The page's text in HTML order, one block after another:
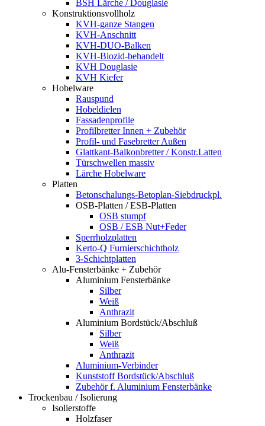
BSH Lärche / Douglasie
Konstruktionsvollholz
KVH-ganze Stangen
KVH-Anschnitt
KVH-DUO-Balken
KVH-Biozid-behandelt
KVH Douglasie
KVH Kiefer
Hobelware
Rauspund
Hobeldielen
Fassadenprofile
Profilbretter Innen + Zubehör
Profil- und Fasebretter Außen
Glattkant-Balkonbretter / Konstr.Latten
Türschwellen massiv
Lärche Hobelware
Platten
Betonschalungs-Betoplan-Siebdruckpl.
OSB-Platten / ESB-Platten
OSB stumpf
OSB / ESB Nut+Feder
Sperrholzplatten
Kerto-Q Furnierschichtholz
3-Schichtplatten
Alu-Fensterbänke + Zubehör
Aluminium Fensterbänke
Silber
Weiß
Anthrazit
Aluminium Bordstück/Abschluß
Silber
Weiß
Anthrazit
Aluminium-Verbinder
Kunststoff Bordstück/Abschluß
Zubehör f. Aluminium Fensterbänke
Trockenbau / Isolierung
Isolierstoffe
Holzfaser